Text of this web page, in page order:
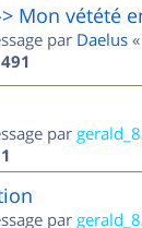
Mon vétété
par Daelus «
491
par
1
par